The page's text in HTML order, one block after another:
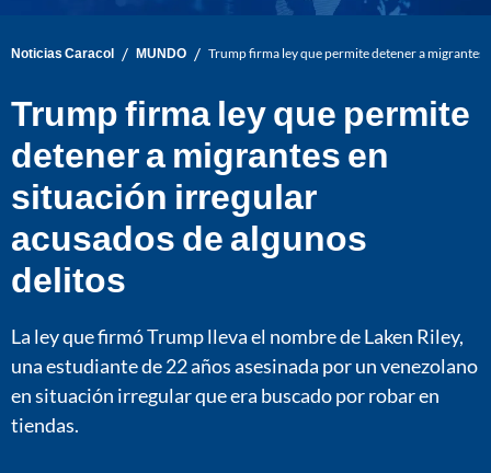
Noticias Caracol / MUNDO / Trump firma ley que permite detener a
Trump firma ley que permite
detener a migrantes en
situación irregular
acusados de algunos
delitos
La ley que firmó Trump lleva el nombre de Laken Riley,
una estudiante de 22 años asesinada por un venezolano
en situación irregular que era buscado por robar en
tiendas.